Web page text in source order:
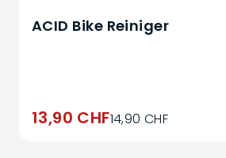
ACID Bike Reiniger
13,90 CHF14,90 CHF